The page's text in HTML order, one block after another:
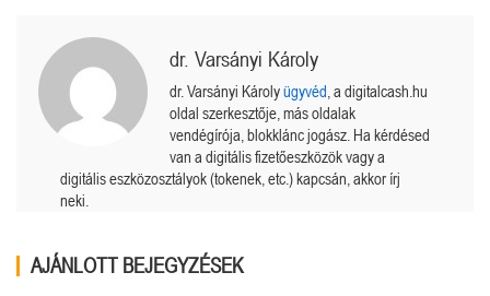
dr. Varsányi Károly
dr. Varsányi Károlyügyvéd , a digitalcash.hu
oldal szerkesztője, más oldalak
vendégírója, blokklánc jogász. Ha kérdésed
van a digitális fizetőeszközök vagy a
digitális eszközosztályok (tokenek, etc.) kapcsán, akkor írj
neki.
AJÁNLOTT BEJEGYZÉSEK